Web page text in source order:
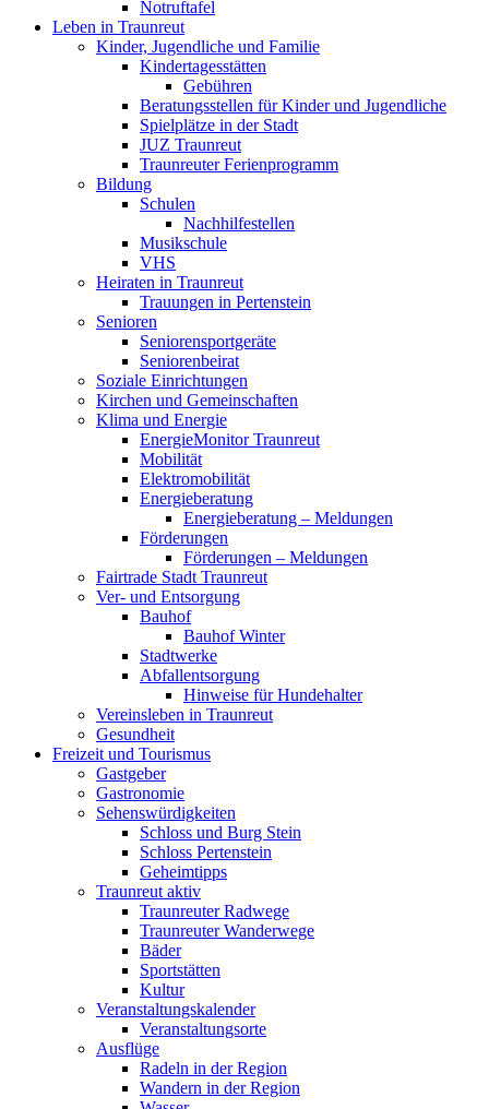
Notruftafel
Leben in Traunreut
Kinder, Jugendliche und Familie
Kindertagesstätten
Gebühren
Beratungsstellen für Kinder und Jugendliche
Spielplätze in der Stadt
JUZ Traunreut
Traunreuter Ferienprogramm
Bildung
Schulen
Nachhilfestellen
Musikschule
VHS
Heiraten in Traunreut
Trauungen in Pertenstein
Senioren
Seniorensportgeräte
Seniorenbeirat
Soziale Einrichtungen
Kirchen und Gemeinschaften
Klima und Energie
EnergieMonitor Traunreut
Mobilität
Elektromobilität
Energieberatung
Energieberatung – Meldungen
Förderungen
Förderungen – Meldungen
Fairtrade Stadt Traunreut
Ver- und Entsorgung
Bauhof
Bauhof Winter
Stadtwerke
Abfallentsorgung
Hinweise für Hundehalter
Vereinsleben in Traunreut
Gesundheit
Freizeit und Tourismus
Gastgeber
Gastronomie
Sehenswürdigkeiten
Schloss und Burg Stein
Schloss Pertenstein
Geheimtipps
Traunreut aktiv
Traunreuter Radwege
Traunreuter Wanderwege
Bäder
Sportstätten
Kultur
Veranstaltungskalender
Veranstaltungsorte
Ausflüge
Radeln in der Region
Wandern in der Region